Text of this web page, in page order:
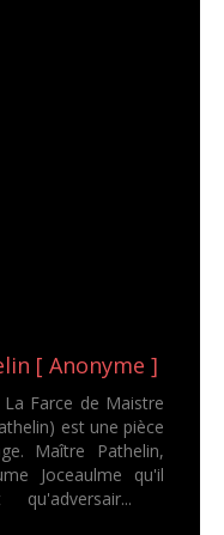
[ Anonyme ]
Farce de Maistre
est une pièce
Maître Pathelin,
Joceaulme qu'il